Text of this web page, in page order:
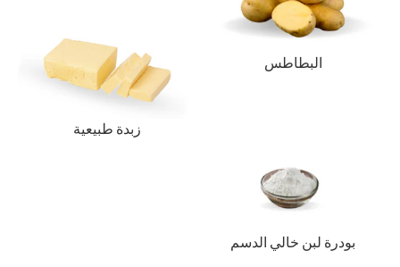
البطاطس
زبدة طبيعية
بودرة لبن خالي الدسم